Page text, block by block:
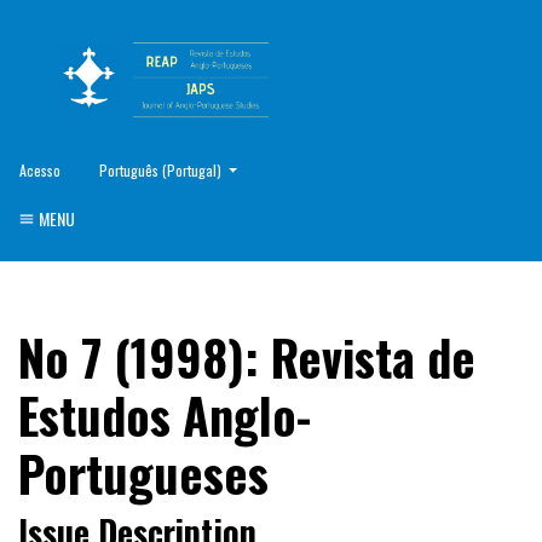
Acesso ##plugins.themes.healthSciences.language.toggle##
Português (Portugal)
MENU
No 7 (1998): Revista de
Estudos Anglo-
Portugueses